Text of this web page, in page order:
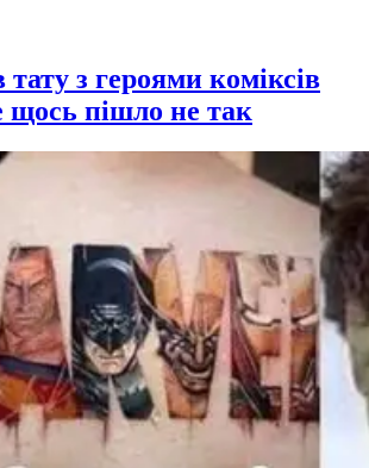
з героями коміксів
щось пішло не так